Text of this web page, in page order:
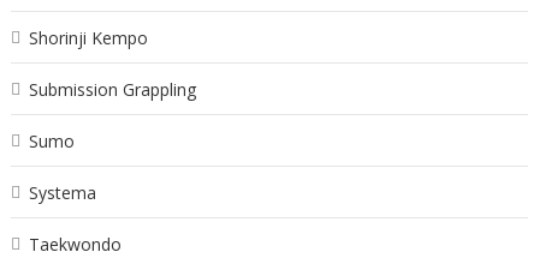
Shorinji Kempo
Submission Grappling
Sumo
Systema
Taekwondo